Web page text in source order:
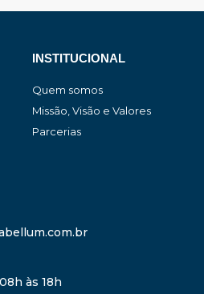
INSTITUCIONAL
Quem somos
Missão, Visão e Valores
Parcerias
às 18h